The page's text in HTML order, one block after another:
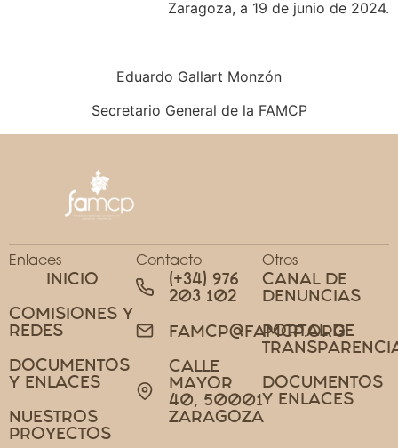
Zaragoza, a 19 de junio de 2024.
Eduardo Gallart Monzón
Secretario General de la FAMCP
Enlaces
INICIO
COMISIONES Y
REDES
DOCUMENTOS
Y ENLACES
NUESTROS
PROYECTOS
Contacto
(+34) 976
203 102
FAMCP@FAMCP.ORG
CALLE
MAYOR
40, 50001
ZARAGOZA
Otros
CANAL DE
DENUNCIAS
PORTAL DE
DOCUMENTOS
Y ENLACES